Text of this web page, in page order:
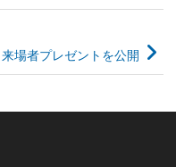
場者プレゼントを公開